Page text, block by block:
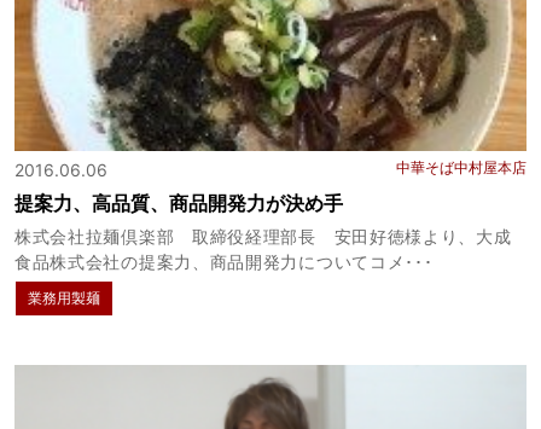
2016.06.06 中華そば中村屋本店
提案力、高品質、商品開発力が決め手
株式会社拉麺倶楽部 取締役経理部長 安田好徳様より、大成
食品株式会社の提案力、商品開発力についてコメ･･･
業務用製麺